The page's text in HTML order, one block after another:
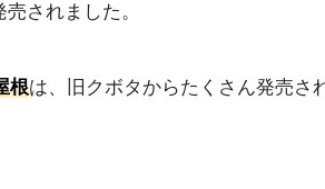
されました。
根は、旧クボタからたくさん発売さ